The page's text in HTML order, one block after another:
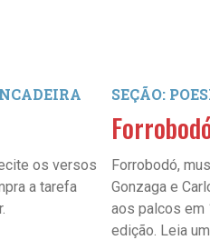
os versos
a tarefa
SEÇÃO:
Forrobodó,
Gonzaga e
aos palcos em
edição. Leia